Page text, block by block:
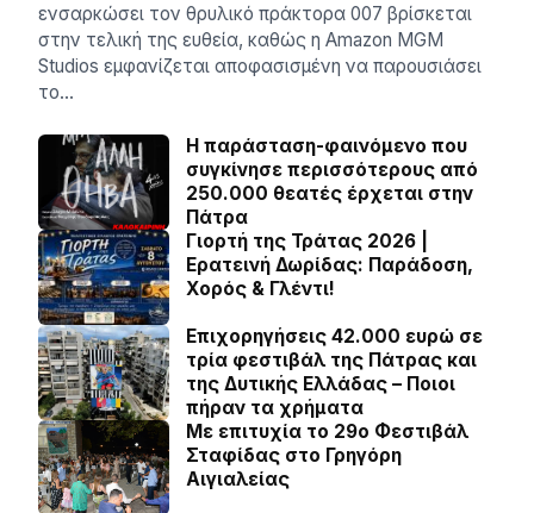
ενσαρκώσει τον θρυλικό πράκτορα 007 βρίσκεται
στην τελική της ευθεία, καθώς η Amazon MGM
Studios εμφανίζεται αποφασισμένη να παρουσιάσει
το…
Η παράσταση-φαινόμενο που
συγκίνησε περισσότερους από
250.000 θεατές έρχεται στην
Πάτρα
Γιορτή της Τράτας 2026 |
Ερατεινή Δωρίδας: Παράδοση,
Χορός & Γλέντι!
Επιχορηγήσεις 42.000 ευρώ σε
τρία φεστιβάλ της Πάτρας και
της Δυτικής Ελλάδας – Ποιοι
πήραν τα χρήματα
Με επιτυχία το 29ο Φεστιβάλ
Σταφίδας στο Γρηγόρη
Aιγιαλείας